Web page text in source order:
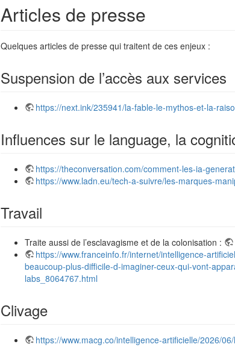
Articles de presse
Quelques articles de presse qui traitent de ces enjeux :
Suspension de l’accès aux services
https://next.ink/235941/la-fable-le-mythos-et-la-
Influences sur le language, la
https://theconversation.com/comment-les-ia-
https://www.ladn.eu/tech-a-suivre/les-marques-
Travail
Traite aussi de l’esclavagisme et de la colonisation :
https://www.franceinfo.fr/internet/intelligence-
beaucoup-plus-difficile-d-imaginer-ceux-qui-vont-
labs_8064767.html
Clivage
https://www.macg.co/intelligence-artificielle/2026/